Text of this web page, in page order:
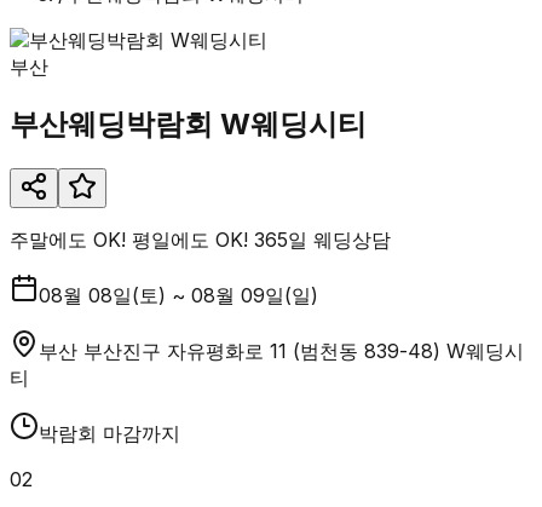
부산
부산웨딩박람회 W웨딩시티
주말에도 OK! 평일에도 OK! 365일 웨딩상담
08월 08일(토) ~ 08월 09일(일)
부산 부산진구 자유평화로 11 (범천동 839-48) W웨딩시
티
박람회 마감까지
02